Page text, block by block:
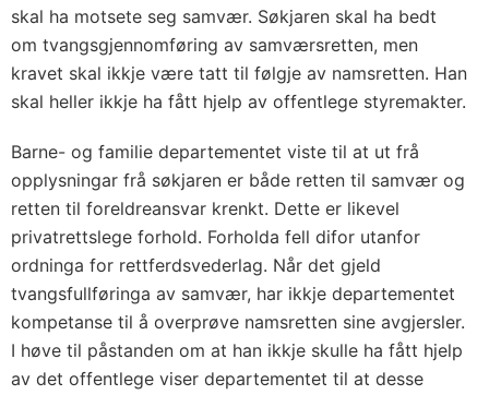
skal ha motsete seg samvær. Søkjaren skal ha bedt
om tvangsgjennomføring av samværsretten, men
kravet skal ikkje være tatt til følgje av namsretten. Han
skal heller ikkje ha fått hjelp av offentlege styremakter.
Barne- og familie departementet viste til at ut frå
opplysningar frå søkjaren er både retten til samvær og
retten til foreldreansvar krenkt. Dette er likevel
privatrettslege forhold. Forholda fell difor utanfor
ordninga for rettferdsvederlag. Når det gjeld
tvangsfullføringa av samvær, har ikkje departementet
kompetanse til å overprøve namsretten sine avgjersler.
I høve til påstanden om at han ikkje skulle ha fått hjelp
av det offentlege viser departementet til at desse